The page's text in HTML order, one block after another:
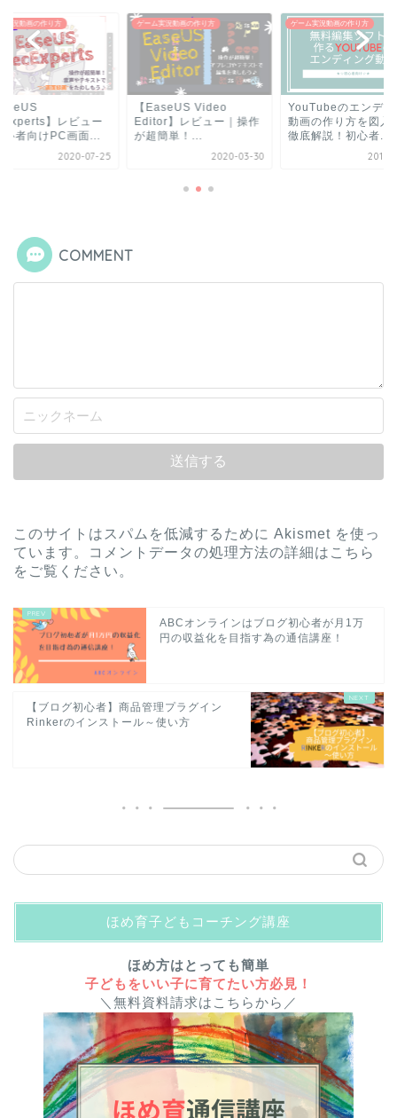
実況動画の作り方
Video
】レビュー｜操作
簡単！...
2020-03-30
ゲーム実況動画の作り方
YouTubeのエンディング
動画の作り方を図入りで
徹底解説！初心者...
2019-11-26
ゲーム実況動画の作り方
【EaseUS
RecExperts】レビ
｜初心者向けPC画
2020-
COMMENT
このサイトはスパムを低減するために Akismet を使っ
ています。
コメントデータの処理方法の詳細はこちら
をご覧ください 。
ABCオンラインはブログ初心者が月1万
円の収益化を目指す為の通信講座！
【ブログ初心者】商品管理プラグイン
Rinkerのインストール～使い方
ほめ育子どもコーチング講座
ほめ方はとっても簡単
子どもをいい子に育てたい方必見！
＼無料資料請求はこちらから／